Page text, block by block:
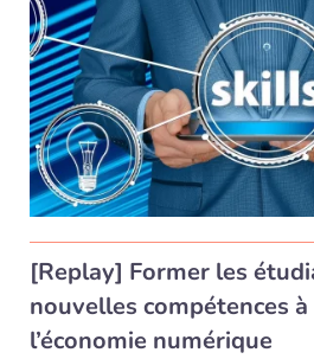
[Replay] Former les
nouvelles compétences à
l’économie numérique